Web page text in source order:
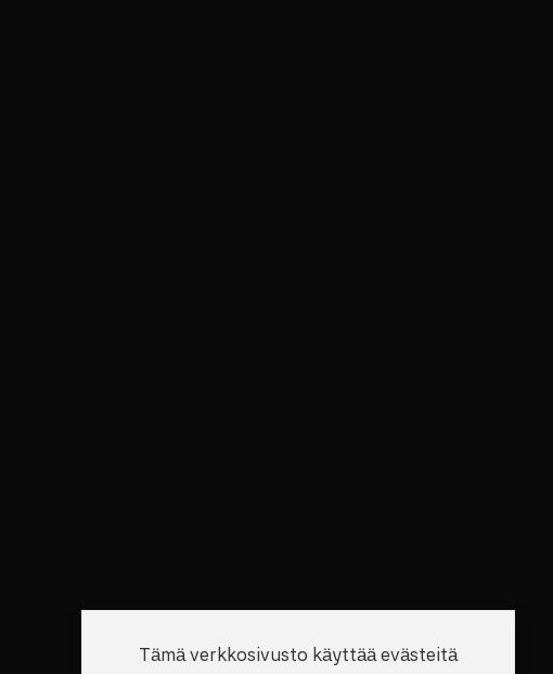
Tämä verkkosivusto käyttää evästeitä